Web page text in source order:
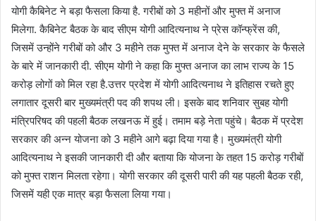
a
l
योगी कैबिनेट ने बड़ा फैसला किया है. गरीबों को 3 महीनों और मुफ्त में अनाज
मिलेगा. कैबिनेट बैठक के बाद सीएम योगी आदित्यनाथ ने प्रेस कॉन्फ्रेंस की,
जिसमें उन्होंने गरीबों को और 3 महीने तक मुफ्त में अनाज देने के सरकार के फैसले
के बारे में जानकारी दी. सीएम योगी ने कहा कि मुफ्त अनाज का लाभ राज्य के 15
करोड़ लोगों को मिल रहा है.उत्तर प्रदेश में योगी आदित्यनाथ ने इतिहास रचते हुए
लगातार दूसरी बार मुख्यमंत्री पद की शपथ ली। इसके बाद शनिवार सुबह योगी
मंत्रिपरिषद की पहली बैठक लखनऊ में हुई। तमाम बड़े नेता पहुंचे। बैठक में प्रदेश
सरकार की अन्न योजना को 3 महीने आगे बढ़ा दिया गया है। मुख्यमंत्री योगी
आदित्यनाथ ने इसकी जानकारी दी और बताया कि योजना के तहत 15 करोड़ गरीबों
को मुफ्त राशन मिलता रहेगा। योगी सरकार की दूसरी पारी की यह पहली बैठक रही,
जिसमें यही एक मात्र बड़ा फैसला लिया गया।